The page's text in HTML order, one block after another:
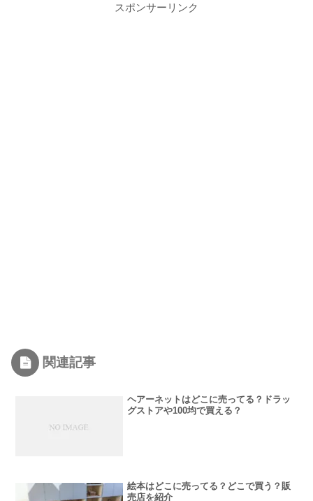
スポンサーリンク
関連記事
ヘアーネットはどこに売ってる？ドラッ
グストアや100均で買える？
絵本はどこに売ってる？どこで買う？販
売店を紹介